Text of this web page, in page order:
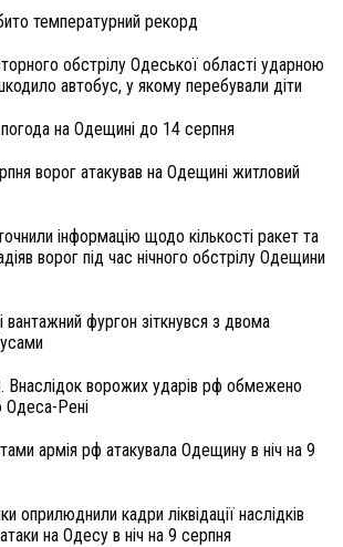
температурний рекорд
обстрілу Одеської області ударною
автобус, у якому перебували діти
на Одещині до 14 серпня
ворог атакував на Одещині житловий
інформацію щодо кількості ракет та
ворог під час нічного обстрілу Одещини
фургон зіткнувся з двома
ворожих ударів рф обмежено
Одеса-Рені
армія рф атакувала Одещину в ніч на 9
оприлюднили кадри ліквідації наслідків
на Одесу в ніч на 9 серпня